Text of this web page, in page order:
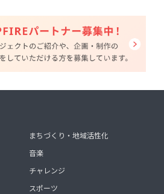
まちづくり・地域活性化
音楽
チャレンジ
スポーツ